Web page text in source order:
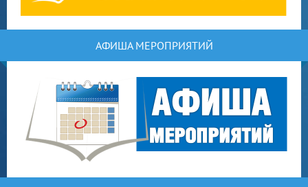
АФИША МЕРОПРИЯТИЙ